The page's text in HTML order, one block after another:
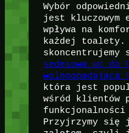
Wybór
jest kluczowym
wpływa na
każdej toalety.
skoncentrujemy
sedesowa wc
wolnoopadająca
która jest
wśród klientów
Przyjrzymy się